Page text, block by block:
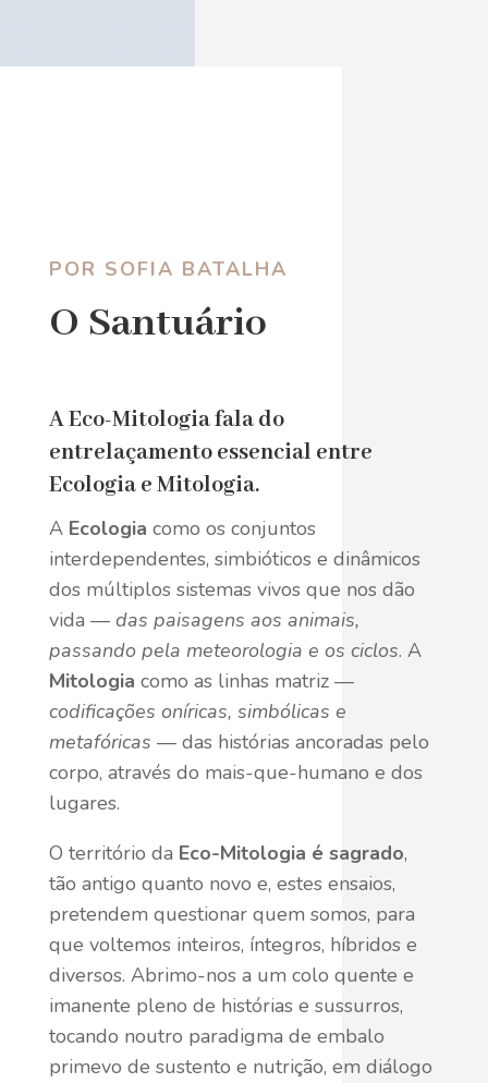
POR SOFIA BATALHA
O Santuário
A Eco-Mitologia fala do
entrelaçamento essencial entre
Ecologia e Mitologia.
A Ecologia como os conjuntos
interdependentes, simbióticos e dinâmicos
dos múltiplos sistemas vivos que nos dão
vida — das paisagens aos animais,
passando pela meteorologia e os ciclos. A
Mitologia como as linhas matriz —
codificações oníricas, simbólicas e
metafóricas — das histórias ancoradas pelo
corpo, através do mais-que-humano e dos
lugares.
O território da Eco-Mitologia é sagrado,
tão antigo quanto novo e, estes ensaios,
pretendem questionar quem somos, para
que voltemos inteiros, íntegros, híbridos e
diversos. Abrimo-nos a um colo quente e
imanente pleno de histórias e sussurros,
tocando noutro paradigma de embalo
primevo de sustento e nutrição, em diálogo